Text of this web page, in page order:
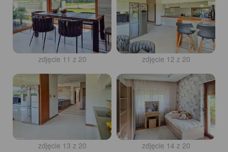
zdjęcie 11 z 20 zdjęcie 12 z 20
zdjęcie 13 z 20 zdjęcie 14 z 20